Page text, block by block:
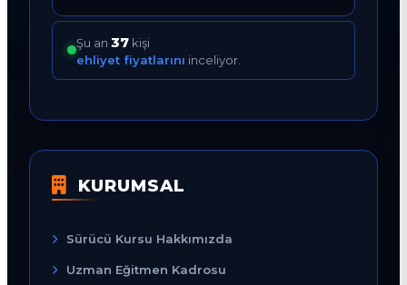
Şu an 38 kişi
ehliyet fiyatlarını inceliyor.
KURUMSAL
Sürücü Kursu Hakkımızda
Uzman Eğitmen Kadrosu